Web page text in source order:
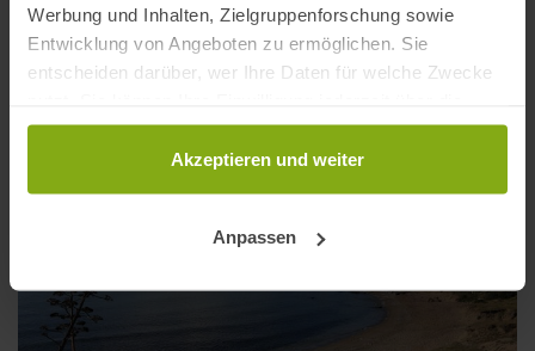
Werbung und Inhalten, Zielgruppenforschung sowie
Entwicklung von Angeboten zu ermöglichen. Sie
entscheiden darüber, wer Ihre Daten für welche Zwecke
Cookie-Erklärung oder durch Klicken auf das Privacy
Trigger Symbol ändern oder widerrufen
Informationen über Ihre geografische Lage
können
Akzeptieren und weiter
Anpassen
Strände in der Nähe